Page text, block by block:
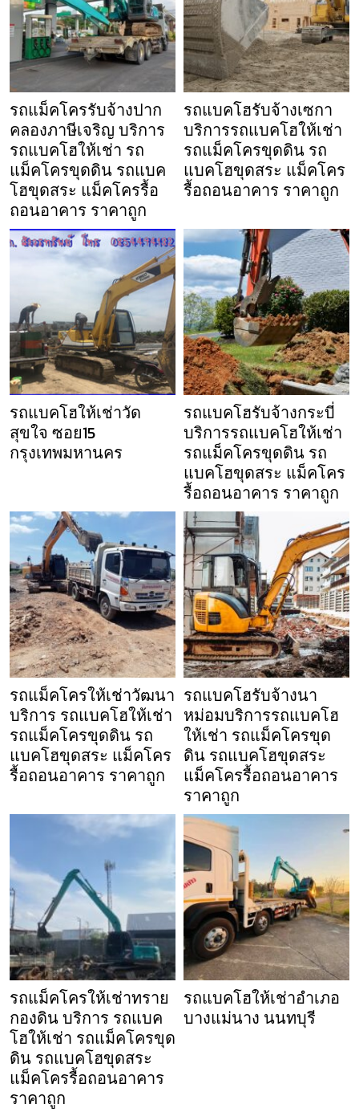
รถแม็คโครรับจ้างปาก
คลองภาษีเจริญ บริการ
รถแบคโฮให้เช่า รถ
แม็คโครขุดดิน รถแบค
โฮขุดสระ แม็คโครรื้อ
ถอนอาคาร ราคาถูก
รถแบคโฮรับจ้างเซกา
บริการรถแบคโฮให้เช่า
รถแม็คโครขุดดิน รถ
แบคโฮขุดสระ แม็คโคร
รื้อถอนอาคาร ราคาถูก
รถแบคโฮให้เช่าวัด
สุขใจ ซอย15
กรุงเทพมหานคร
รถแบคโฮรับจ้างกระบี่
บริการรถแบคโฮให้เช่า
รถแม็คโครขุดดิน รถ
แบคโฮขุดสระ แม็คโคร
รื้อถอนอาคาร ราคาถูก
รถแม็คโครให้เช่าวัฒนา
บริการ รถแบคโฮให้เช่า
รถแม็คโครขุดดิน รถ
แบคโฮขุดสระ แม็คโคร
รื้อถอนอาคาร ราคาถูก
รถแบคโฮรับจ้างนา
หม่อมบริการรถแบคโฮ
ให้เช่า รถแม็คโครขุด
ดิน รถแบคโฮขุดสระ
แม็คโครรื้อถอนอาคาร
ราคาถูก
รถแม็คโครให้เช่าทราย
กองดิน บริการ รถแบค
โฮให้เช่า รถแม็คโครขุด
ดิน รถแบคโฮขุดสระ
แม็คโครรื้อถอนอาคาร
ราคาถูก
รถแบคโฮให้เช่าอำเภอ
บางแม่นาง นนทบุรี